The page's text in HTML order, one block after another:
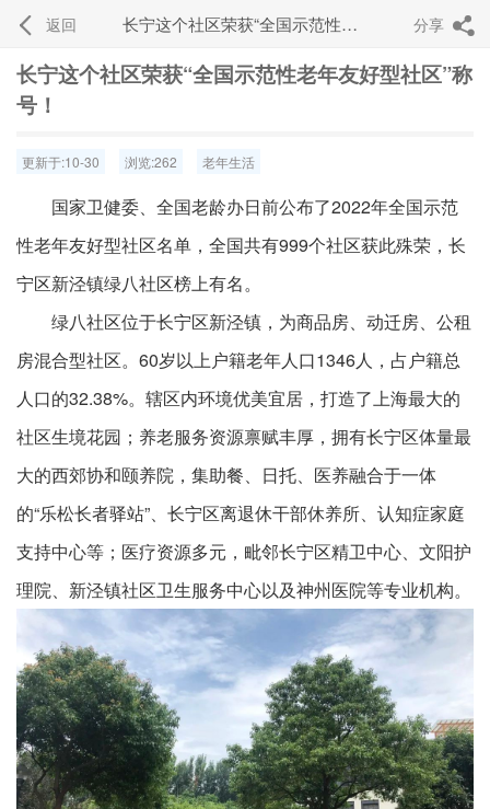
 返回 长宁这个社区荣获“全国示范性老年友好型社区”称号！ 分享 
长宁这个社区荣获“全国示范性老年友好型社区”称
号！
更新于:10-30 浏览:262 老年生活
国家卫健委、全国老龄办日前公布了2022年全国示范
性老年友好型社区名单，全国共有999个社区获此殊荣，长
宁区新泾镇绿八社区榜上有名。
绿八社区位于长宁区新泾镇，为商品房、动迁房、公租
房混合型社区。60岁以上户籍老年人口1346人，占户籍总
人口的32.38%。辖区内环境优美宜居，打造了上海最大的
社区生境花园；养老服务资源禀赋丰厚，拥有长宁区体量最
大的西郊协和颐养院，集助餐、日托、医养融合于一体
的“乐松长者驿站”、长宁区离退休干部休养所、认知症家庭
支持中心等；医疗资源多元，毗邻长宁区精卫中心、文阳护
理院、新泾镇社区卫生服务中心以及神州医院等专业机构。